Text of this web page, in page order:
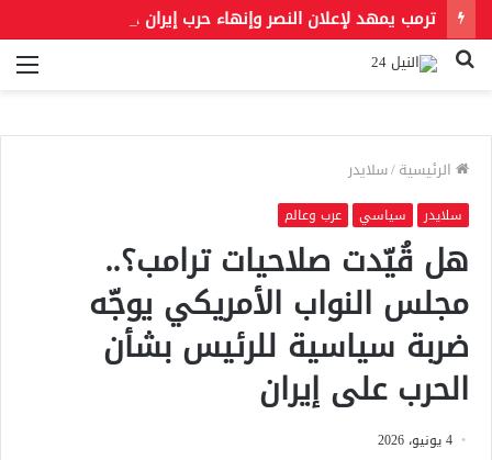
بحث
الرئيسية/سلايدر
سلايدر سياسي عرب وعالم
هل قُيّدت صلاحيات ترامب؟..
مجلس النواب الأمريكي يوجّه
ضربة سياسية للرئيس بشأن
الحرب على إيران
4 يونيو، 2026